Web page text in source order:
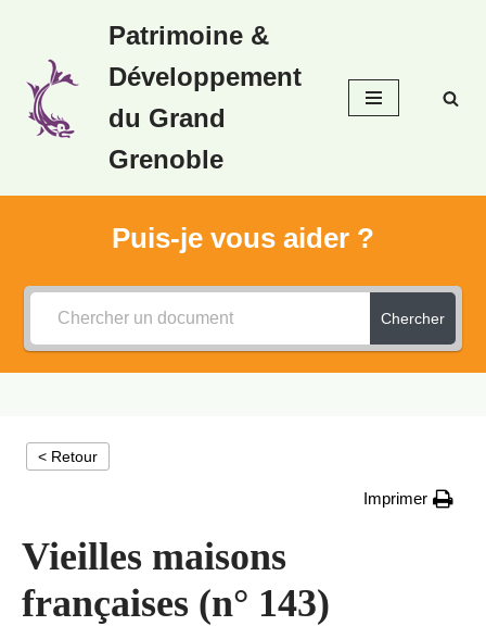
au
contenu
Patrimoine &
Développement
du Grand
Grenoble
Puis-je vous aider ?
Chercher
< Retour
Imprimer
Vieilles maisons
françaises (n° 143)